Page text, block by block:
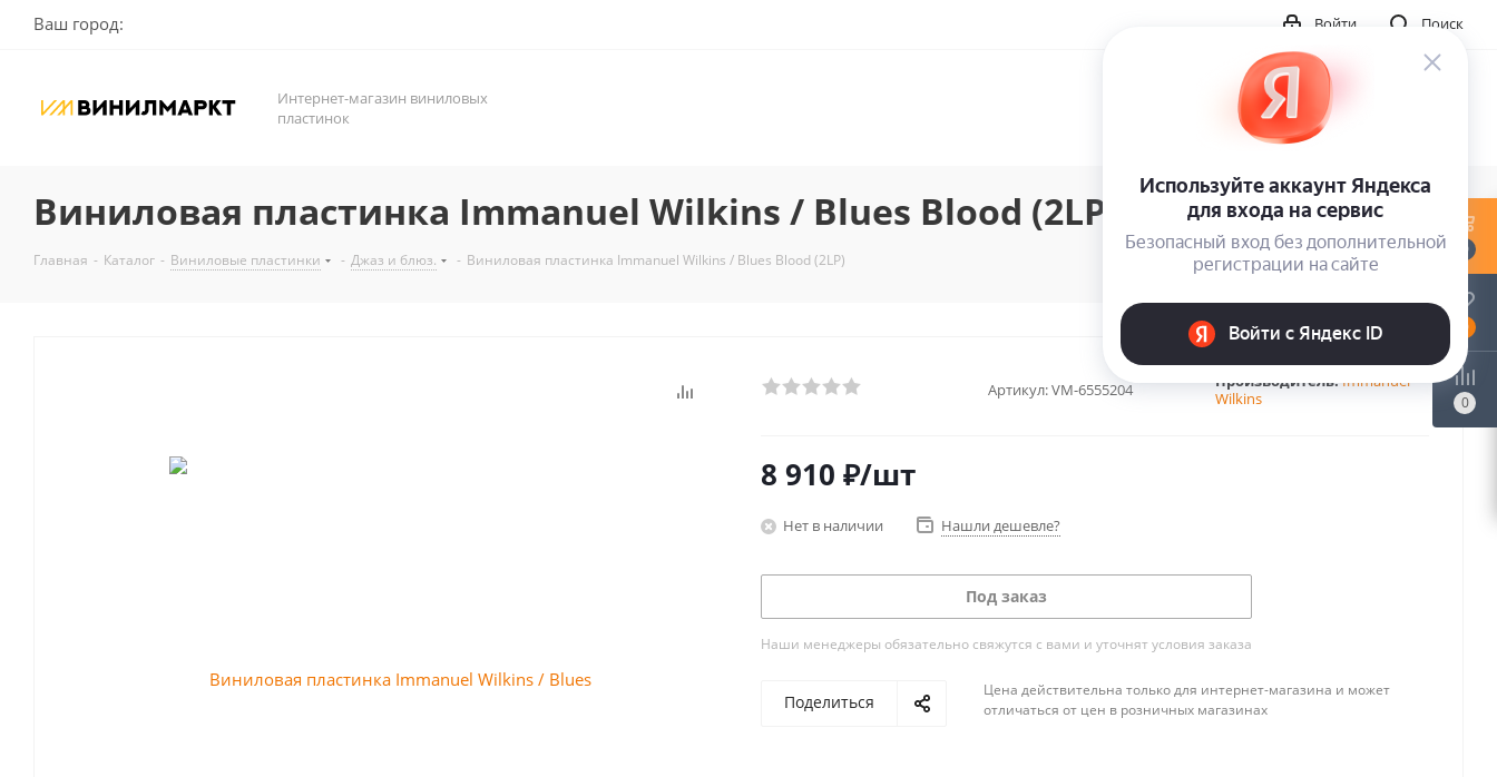
Ваш город: Поиск
Войти
Интернет-магазин виниловых
пластинок
Виниловая пластинка Immanuel Wilkins / Blues Blood (2LP)
Главная - Каталог - Виниловые пластинки - Джаз и блюз. - Виниловая пластинка Immanuel Wilkins / Blues Blood (2LP)
Артикул:VM-6555204 Производитель:Immanuel
Wilkins
8 910 ₽/шт
Нет в наличии Нашли дешевле?
Под заказ
Наши менеджеры обязательно свяжутся с вами и уточнят условия заказа
Поделиться
Цена действительна только для интернет-магазина и может
отличаться от цен в розничных магазинах
0
0
0